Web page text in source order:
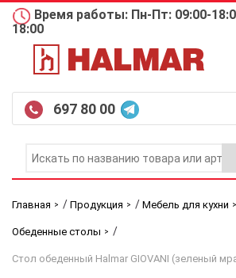
Время работы: Пн-Пт: 09:00-
18:00
697 80 00
Главная / Продукция / Мебель для кухни
Обеденные столы /
Стол обеденный Halmar GIOVANI (зеленый